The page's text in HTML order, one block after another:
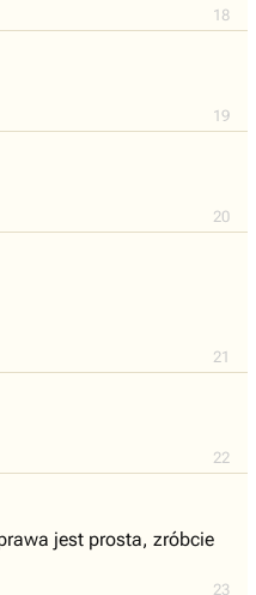
18
19
20
21
22
23
jest prosta, zróbcie